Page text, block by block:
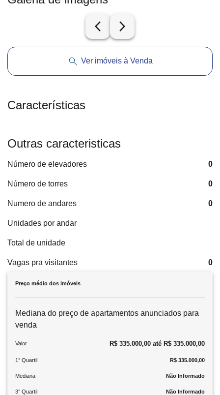
arrow_back_ios_new arrow_forward_ios
Ver imóveis à Venda
Características
Outras caracteristicas
Número de elevadores 0
Número de torres 0
Numero de andares 0
Unidades por andar
Total de unidade
Vagas pra visitantes 0
Preço médio dos imóveis
Mediana do preço de apartamentos anunciados para
venda
Valor R$ 335.000,00 até R$ 335.000,00
1° Quartil R$ 335.000,00
Mediana Não Informado
3° Quartil Não Informado